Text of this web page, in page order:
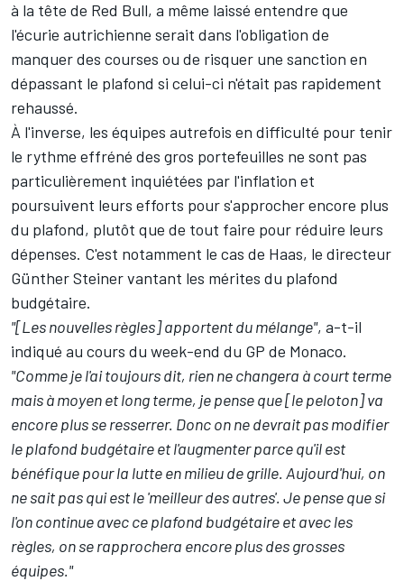
à la tête de Red Bull, a même laissé entendre que
l'écurie autrichienne serait dans l'obligation de
manquer des courses ou de risquer une sanction en
dépassant le plafond si celui-ci n'était pas rapidement
rehaussé.
À l'inverse, les équipes autrefois en difficulté pour tenir
le rythme effréné des gros portefeuilles ne sont pas
particulièrement inquiétées par l'inflation et
poursuivent leurs efforts pour s'approcher encore plus
du plafond, plutôt que de tout faire pour réduire leurs
dépenses. C'est notamment le cas de Haas, le directeur
Günther Steiner vantant les mérites du plafond
budgétaire.
"[Les nouvelles règles] apportent du mélange", a-t-il
indiqué au cours du week-end du GP de Monaco.
"Comme je l'ai toujours dit, rien ne changera à court terme
mais à moyen et long terme, je pense que [le peloton] va
encore plus se resserrer. Donc on ne devrait pas modifier
le plafond budgétaire et l'augmenter parce qu'il est
bénéfique pour la lutte en milieu de grille. Aujourd'hui, on
ne sait pas qui est le 'meilleur des autres'. Je pense que si
l'on continue avec ce plafond budgétaire et avec les
règles, on se rapprochera encore plus des grosses
équipes."